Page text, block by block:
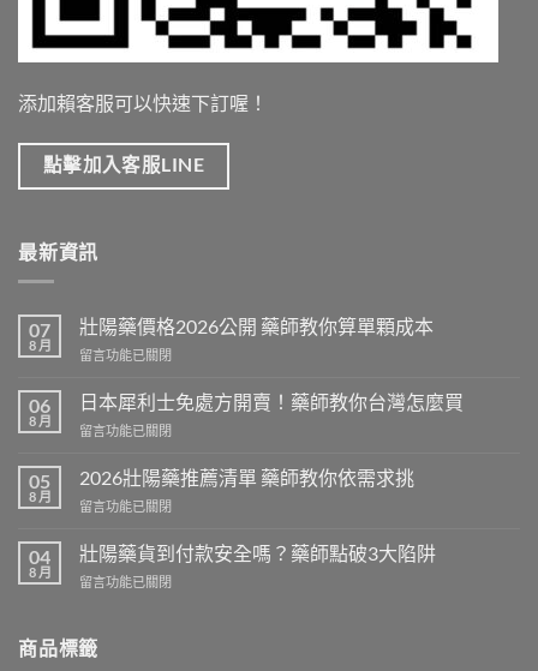
添加賴客服可以快速下訂喔！
點擊加入客服LINE
最新資訊
07
8 月
壯陽藥價格2026公開 藥師教你算單顆成本
在
陽
藥
價
2026
開
師
教
單
顆
留言功能已關閉
06
8 月
日本犀利士免處方開賣！藥師教你台灣怎麼買
在
本
犀
利
免
方
藥
留言功能已關閉
05
8 月
2026壯陽藥推薦清單 藥師教你依需求挑
在
壯
陽
藥
清
留言功能已關閉
04
8 月
壯陽藥貨到付款安全嗎？藥師點破3大陷阱
在
藥
貨
留言功能已關閉
商品標籤